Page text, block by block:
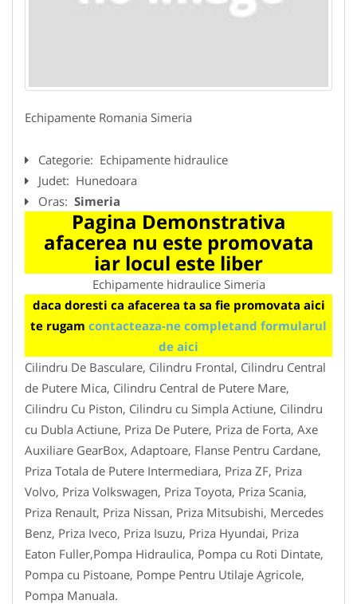
Echipamente Romania Simeria
Categorie: Echipamente hidraulice
Judet: Hunedoara
Oras: Simeria
Pagina Demonstrativa
afacerea nu este promovata
iar locul este liber
Echipamente hidraulice Simeria
daca doresti ca afacerea ta sa fie promovata aici
te rugam contacteaza-ne completand formularul
de aici
Cilindru De Basculare, Cilindru Frontal, Cilindru Central
de Putere Mica, Cilindru Central de Putere Mare,
Cilindru Cu Piston, Cilindru cu Simpla Actiune, Cilindru
cu Dubla Actiune, Priza De Putere, Priza de Forta, Axe
Auxiliare GearBox, Adaptoare, Flanse Pentru Cardane,
Priza Totala de Putere Intermediara, Priza ZF, Priza
Volvo, Priza Volkswagen, Priza Toyota, Priza Scania,
Priza Renault, Priza Nissan, Priza Mitsubishi, Mercedes
Benz, Priza Iveco, Priza Isuzu, Priza Hyundai, Priza
Eaton Fuller,Pompa Hidraulica, Pompa cu Roti Dintate,
Pompa cu Pistoane, Pompe Pentru Utilaje Agricole,
Pompa Manuala.